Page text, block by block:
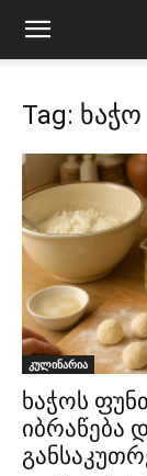
Tag: ხაჭო
კულინარია
ხაჭოს
იბრაწება